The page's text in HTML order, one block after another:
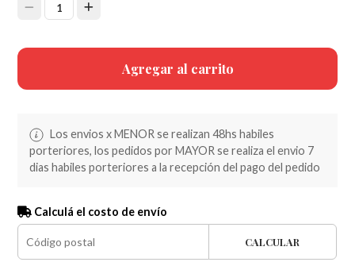
1
Agregar al carrito
Los envios x MENOR se realizan 48hs habiles
porteriores, los pedidos por MAYOR se realiza el envio 7
dias habiles porteriores a la recepción del pago del pedido
Calculá el costo de envío
CALCULAR